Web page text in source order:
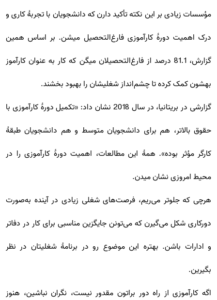
مؤسسات زیادی بر این نکته تأکید دارن که دانشجویان با تجربۀ کاری و
درک اهمیت دورۀ کارآموزی فارغ‌التحصیل میشن. بر اساس همین
گزارش، 81.1 درصد از فارغ‌التحصیلان میگن که کار به عنوان کارآموز
بهشون کمک کرده تا چشم‌انداز شغلیشان را بهبود بخشند.
گزارشی در بریتانیا، در سال 2018 نشان داد: «تکمیل دورۀ کارآموزی با
حقوق بالاتر، هم برای دانشجویان متوسط و هم دانشجویان طبقۀ
کارگر مؤثر بوده». همۀ این مطالعات، اهمیت دورۀ کارآموزی را در
محیط امروزی نشان میدن.
هرچی که جلوتر می‌ریم، فرصت‌های شغلی زیادی در آینده به‌صورت
دورکاری شکل می‌گیرن که می‌تونن جایگزین مناسبی برای کار در دفاتر
و ادارات باشن. بهتره این موضوع رو در برنامۀ شغلیتان در نظر
بگیرین.
اگه کارآموزی از راه دور براتون مقدور نیست، نگران نباشین، هنوز